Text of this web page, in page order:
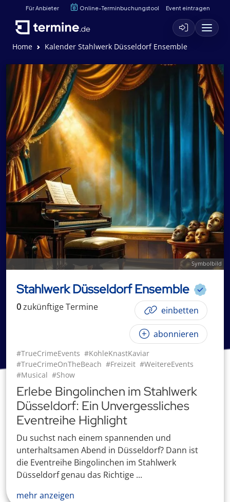
Für Anbieter Online-Terminbuchungstool Event eintragen
Home Kalender Stahlwerk Düsseldorf Ensemble
Symbolbild
Stahlwerk Düsseldorf Ensemble
0zukünftigeTermine einbetten
abonnieren
#TrueCrimeEvents #KohleKnastKaviar
#TrueCrimeOnTheBeach #Freizeit #WeitereEvents
#Musical #Show
Erlebe Bingolinchen im Stahlwerk
Düsseldorf: Ein Unvergessliches
Eventreihe Highlight
Du suchst nach einem spannenden und
unterhaltsamen Abend in Düsseldorf? Dann ist
die Eventreihe Bingolinchen im Stahlwerk
Düsseldorf genau das Richtige ...
mehr anzeigen